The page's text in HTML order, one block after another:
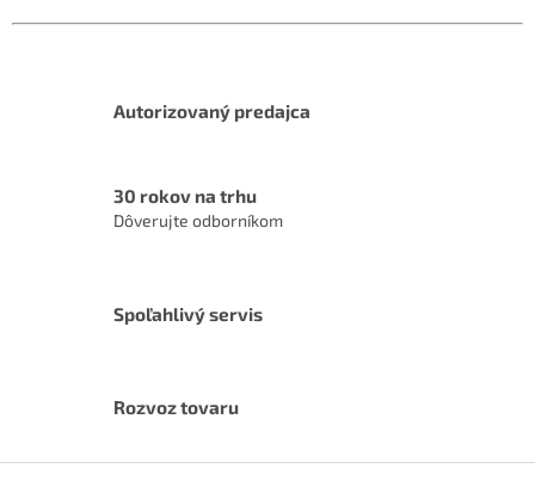
Autorizovaný predajca
30 rokov na trhu
Dôverujte odborníkom
Spoľahlivý servis
Rozvoz tovaru